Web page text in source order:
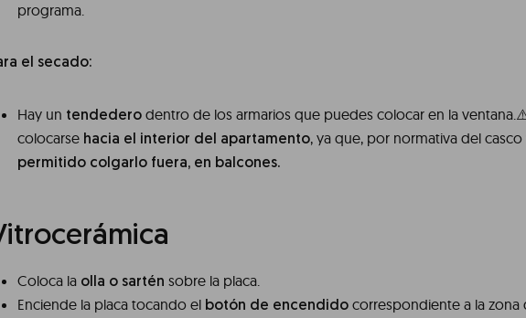
programa.
el secado:
Hay un tendedero dentro de los armarios que puedes colocar en la
colocarse hacia el interior del apartamento, ya que, por normativa del casco
permitido colgarlo fuera, en balcones.
Coloca la olla o sartén sobre la placa.
Enciende la placa tocando el botón de encendido correspondiente a la zona